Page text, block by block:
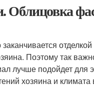
Поэтому так
лучше подойдет для
хозяина и климата